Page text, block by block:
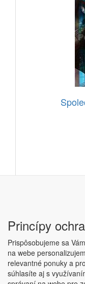
Copyright © ABRA
|Nastavenie súkromia
Princípy
Prispôsobujeme sa
na webe
relevantné ponuky a
súhlasíte aj s